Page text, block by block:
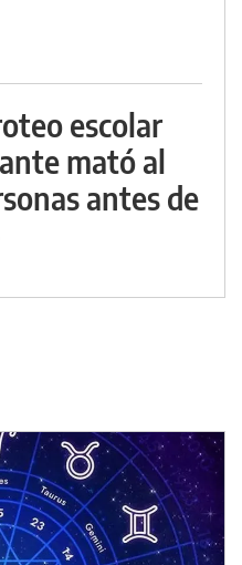
escolar
mató al
antes de